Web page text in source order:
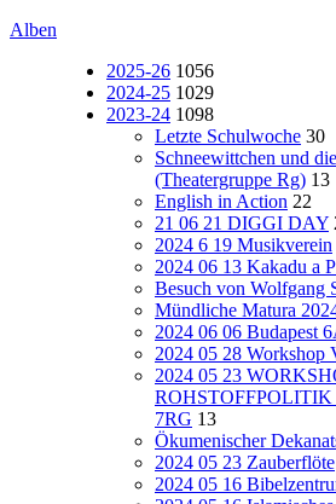
Alben
2025-26 1056
2024-25 1029
2023-24 1098
Letzte Schulwoche 30
Schneewittchen und
(Theatergruppe Rg) 13
English in Action 22
21 06 21 DIGGI DAY
2024 6 19 Musikverein
2024 06 13 Kakadu a
Besuch von Wolfgang
Mündliche Matura
2024 06 06 Budapest
2024 05 28 Workshop
2024 05 23
7RG 13
Ökumenischer
2024 05 23 Zauberflöte
2024 05 16